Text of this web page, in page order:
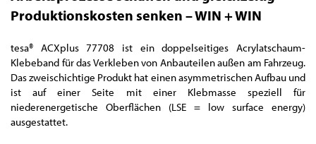
Produktionskosten senken – WIN + WIN
tesa® ACXplus 77708 ist ein doppelseitiges Acrylatschaum-
Klebeband für das Verkleben von Anbauteilen außen am Fahrzeug.
Das zweischichtige Produkt hat einen asymmetrischen Aufbau und
ist auf einer Seite mit einer Klebmasse speziell für
niederenergetische Oberflächen (LSE = low surface energy)
ausgestattet.